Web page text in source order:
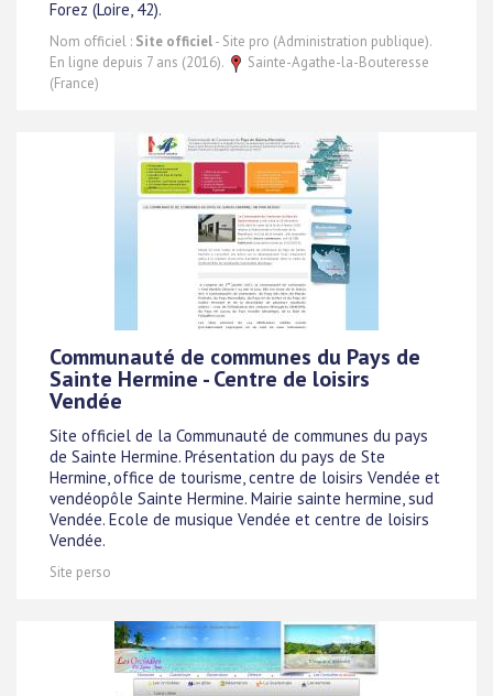
Forez (Loire, 42).
Nom officiel : Site officiel- Site pro (Administration publique).
En ligne depuis 7 ans (2016).
Sainte-Agathe-la-Bouteresse
(France)
Communauté de communes du Pays de
Sainte Hermine - Centre de loisirs
Vendée
Site officiel de la Communauté de communes du pays
de Sainte Hermine. Présentation du pays de Ste
Hermine, office de tourisme, centre de loisirs Vendée et
vendéopôle Sainte Hermine. Mairie sainte hermine, sud
Vendée. Ecole de musique Vendée et centre de loisirs
Vendée.
Site perso